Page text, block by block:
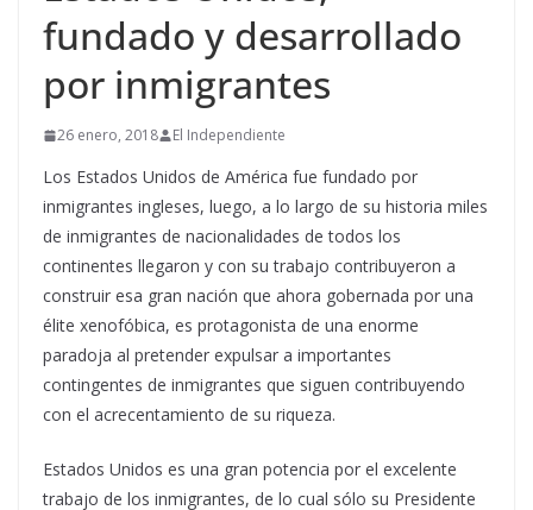
fundado y desarrollado
por inmigrantes
26 enero, 2018 El Independiente
Los Estados Unidos de América fue fundado por
inmigrantes ingleses, luego, a lo largo de su historia miles
de inmigrantes de nacionalidades de todos los
continentes llegaron y con su trabajo contribuyeron a
construir esa gran nación que ahora gobernada por una
élite xenofóbica, es protagonista de una enorme
paradoja al pretender expulsar a importantes
contingentes de inmigrantes que siguen contribuyendo
con el acrecentamiento de su riqueza.
Estados Unidos es una gran potencia por el excelente
trabajo de los inmigrantes, de lo cual sólo su Presidente